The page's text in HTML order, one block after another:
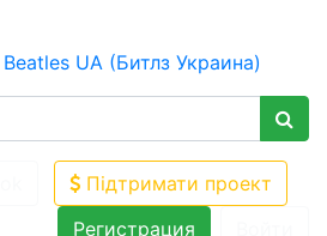
Підтримати проект
Регистрация